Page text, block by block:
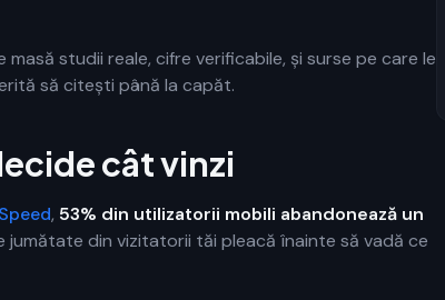
studii reale, cifre verificabile, și surse pe care le
să citești până la capăt.
cât vinzi
, 53% din utilizatorii mobili abandonează un
jumătate din vizitatorii tăi pleacă înainte să vadă ce